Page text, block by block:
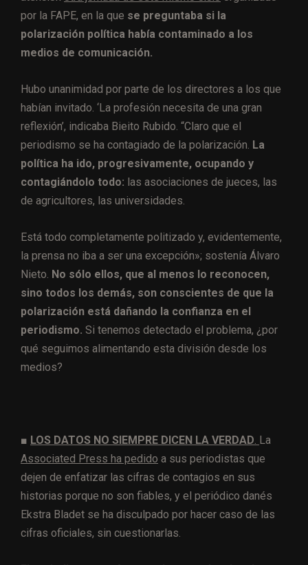
por la FAPE, en la que se preguntaba si la
polarización política había contaminado a los
medios de comunicación.
Hubo unanimidad por parte de los directores a los que
habían invitado. ‘La profesión necesita de una gran
reflexión’, indicaba Bieito Rubido. “Claro que el
periodismo se ha contagiado de la polarización. La
política ha ido, progresivamente, ocupando y
contagiándolo todo: las asociaciones de jueces, las
de agricultores, las universidades.
Está todo completamente politizado y, evidentemente,
la prensa no iba a ser una excepción»; sostenía Álvaro
Nieto. No sólo ellos, que al menos lo reconocen,
sino todos los demás, son conscientes de que la
polarización está dañando la confianza en el
periodismo. Si tenemos detectado el problema, ¿por
qué seguimos alimentando esta división desde los
medios?
■ LOS DATOS NO SIEMPRE DICEN LA VERDAD La
Associated Press ha pedido a sus periodistas que
dejen de enfatizar las cifras de contagios en sus
historias porque no son fiables, y el periódico danés
Ekstra Bladet se ha disculpado por hacer caso de las
cifras oficiales, sin cuestionarlas.